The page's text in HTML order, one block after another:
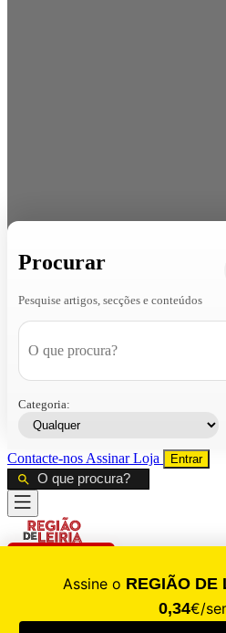
Procurar
Pesquise artigos, secções e conteúdos
Categoria:
Contacte-nos AssinarLoja Entrar